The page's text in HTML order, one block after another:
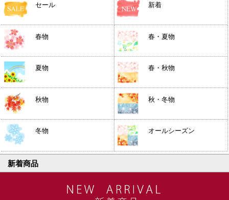
セール 新着
春物 春・夏物
夏物 春・秋物
秋物 秋・冬物
冬物 オールシーズン
新着商品